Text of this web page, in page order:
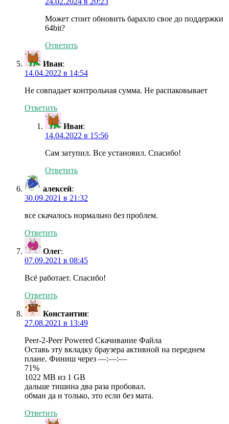
Может стоит обновить барахло свое до поддержки
64bit?
Ответить
Иван:
14.04.2022 в 14:54
Не совпадает контрольная сумма. Не распаковывает
Ответить
Иван:
14.04.2022 в 15:56
Сам затупил. Все установил. Спасибо!
Ответить
алексей:
30.09.2021 в 21:32
все скачалось нормально без проблем.
Ответить
Олег:
07.09.2021 в 08:45
Всё работает. Спасибо!
Ответить
Константин:
27.08.2021 в 13:49
Peer-2-Peer Powered Скачивание Файла
Оставь эту вкладку браузера активной на переднем
плане. Финиш через —:—:—
71%
1022 MB из 1 GB
дальше тишина два раза пробовал.
обман да и только, это если без мата.
Ответить